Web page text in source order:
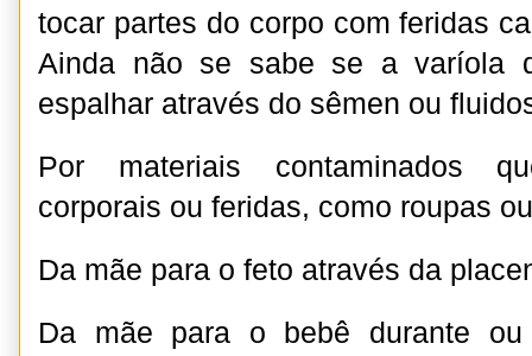
tocar partes do corpo com feridas
Ainda não se sabe se a varíola
espalhar através do sêmen ou
Por materiais contaminados
corporais ou feridas, como roupas
Da mãe para o feto através da
Da mãe para o bebê durante